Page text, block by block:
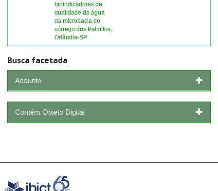
bioindicadores de
qualidade da água
da microbacia do
córrego dos Palmitos,
Orlândia-SP
Busca facetada
Assunto
Contém Objeto Digital